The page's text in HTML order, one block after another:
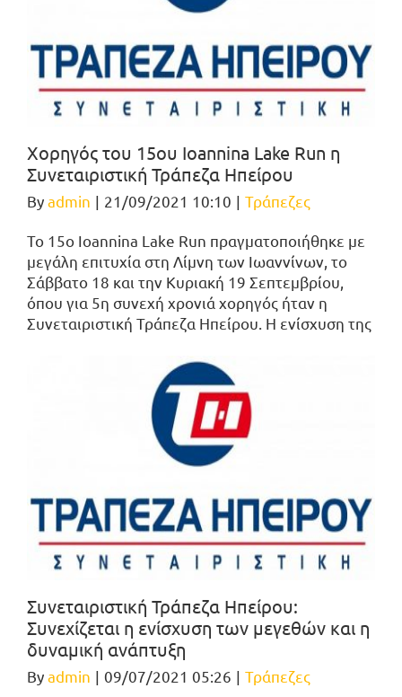
Χορηγός του 15ου Ioannina Lake Run η
Συνεταιριστική Τράπεζα Ηπείρου
Byadmin | 21/09/2021 10:10 | Τράπεζες
Το 15ο Ioannina Lake Run πραγματοποιήθηκε με
μεγάλη επιτυχία στη Λίμνη των Ιωαννίνων, το
Σάββατο 18 και την Κυριακή 19 Σεπτεμβρίου,
όπου για 5η συνεχή χρονιά χορηγός ήταν η
Συνεταιριστική Τράπεζα Ηπείρου. Η ενίσχυση της
Συνεταιριστική Τράπεζα Ηπείρου:
Συνεχίζεται η ενίσχυση των μεγεθών και η
δυναμική ανάπτυξη
Byadmin | 09/07/2021 05:26 | Τράπεζες